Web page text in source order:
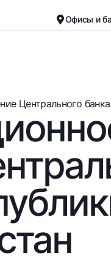
Карты
Бесплатные
Премиальные
UzCard/HUMO
Visa
Visa FIFA
Mastercard
Офисы и
версия
Центрального банка